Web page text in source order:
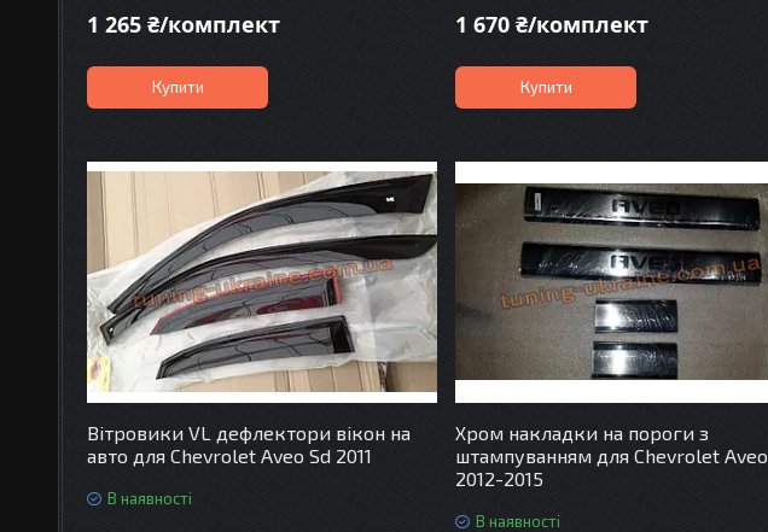
1 265 ₴/комплект
Купити
1 670 ₴/комплект
Купити
Вітровики VL дефлектори вікон на
авто для Chevrolet Aveo Sd 2011
В наявності
Хром накладки на пороги з
штампуванням для Chevrolet Aveo
2012-2015
В наявності